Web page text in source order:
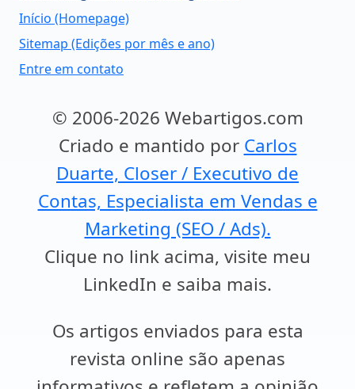
Início (Homepage)
Sitemap (Edições por mês e ano)
Entre em contato
© 2006-2026 Webartigos.com
Criado e mantido por Carlos
Duarte, Closer / Executivo de
Contas, Especialista em Vendas e
Marketing (SEO / Ads).
Clique no link acima, visite meu
LinkedIn e saiba mais.
Os artigos enviados para esta
revista online são apenas